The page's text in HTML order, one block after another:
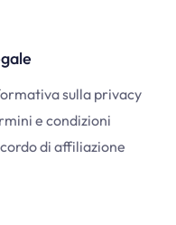
sulla privacy
e condizioni
di affiliazione